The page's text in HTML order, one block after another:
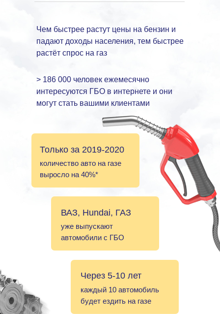
Чем быстрее растут цены на бензин и
падают доходы населения, тем быстрее
растёт спрос на газ
> 186 000 человек ежемесячно
интересуются ГБО в интернете и они
могут стать вашими клиентами
Только за 2019-2020
количество авто на газе
выросло на 40%*
ВАЗ, Hundai, ГАЗ
уже выпускают
автомобили с ГБО
Через 5-10 лет
каждый 10 автомобиль
будет ездить на газе